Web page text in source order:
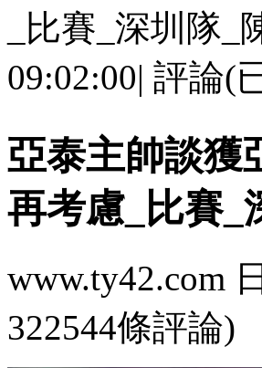
_比賽_深圳隊
09:02:00| 評論(
亞泰主帥談獲
再考慮_比賽_
www.ty42.com
322544條評論)